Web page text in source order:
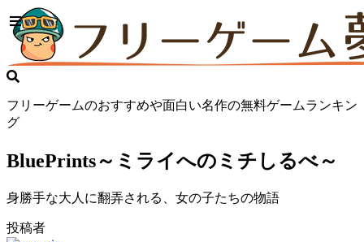
フリーゲームのおすすめや面白い名作の無料ゲームランキン
グ
BluePrints～ミライへのミチしるべ～
身勝手な大人に翻弄される、女の子たちの物語
投稿者